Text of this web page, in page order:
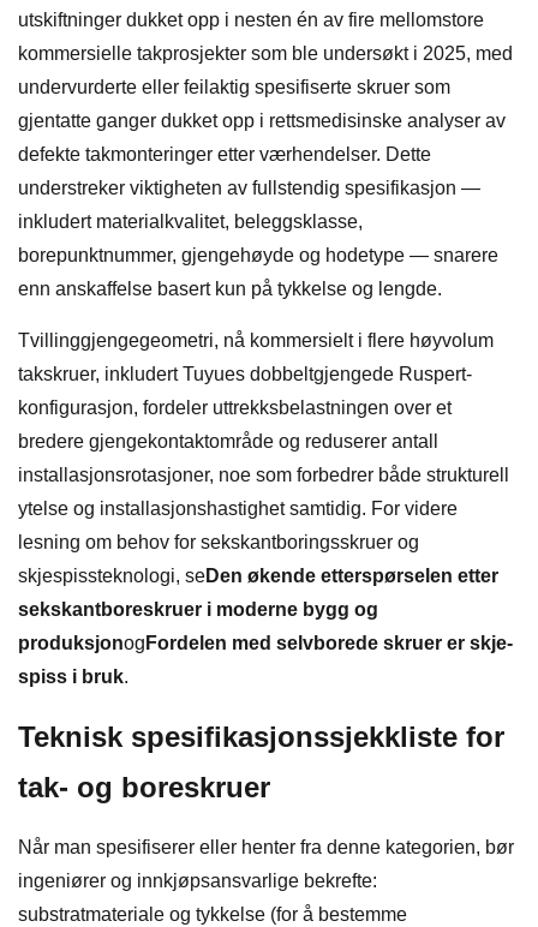
utskiftninger dukket opp i nesten én av fire mellomstore
kommersielle takprosjekter som ble undersøkt i 2025, med
undervurderte eller feilaktig spesifiserte skruer som
gjentatte ganger dukket opp i rettsmedisinske analyser av
defekte takmonteringer etter værhendelser. Dette
understreker viktigheten av fullstendig spesifikasjon —
inkludert materialkvalitet, beleggsklasse,
borepunktnummer, gjengehøyde og hodetype — snarere
enn anskaffelse basert kun på tykkelse og lengde.
Tvillinggjengegeometri, nå kommersielt i flere høyvolum
takskruer, inkludert Tuyues dobbeltgjengede Ruspert-
konfigurasjon, fordeler uttrekksbelastningen over et
bredere gjengekontaktområde og reduserer antall
installasjonsrotasjoner, noe som forbedrer både strukturell
ytelse og installasjonshastighet samtidig. For videre
lesning om behov for sekskantboringsskruer og
skjespissteknologi, seDen økende etterspørselen etter
sekskantboreskruer i moderne bygg og
produksjonog Fordelen med selvborede skruer er skje-
spiss i bruk.
Teknisk spesifikasjonssjekkliste for
tak- og boreskruer
Når man spesifiserer eller henter fra denne kategorien, bør
ingeniører og innkjøpsansvarlige bekrefte:
substratmateriale og tykkelse (for å bestemme